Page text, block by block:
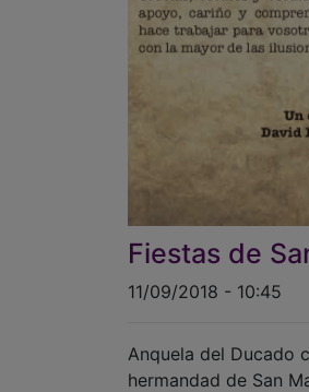
Fiestas de
11/09/2018 - 10:45
Anquela del Ducado
hermandad de San